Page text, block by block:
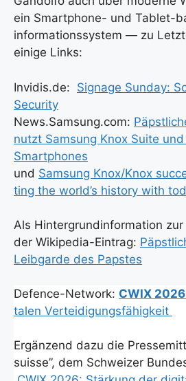
ein Smart­phone- und Tablet-
in­for­ma­ti­ons­sys­tem — zu
eini­ge Links:
Invidis.de: Signage Sun­day:
Secu­ri­ty
News.Samsung.com:
nutzt Sam­sung Knox Suite
Smart­phones
und Sam­sung Knox/Knox
ting the world’s histo­ry with
Als Hin­ter­grund­in­for­ma­ti­on
der Wiki­pe­dia-Ein­trag:
Leib­gar­de des Paps­tes
Defence-Net­work: CWIX 2026
ta­len Ver­tei­di­gungs­fä­hig­keit
Ergän­zend dazu die
su­is­se”, dem Schwei­zer